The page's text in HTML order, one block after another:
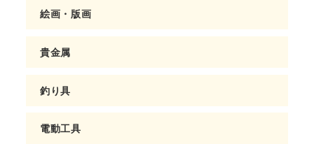
絵画・版画
貴金属
釣り具
電動工具